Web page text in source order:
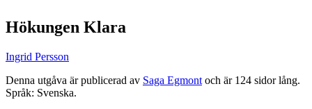
Hökungen Klara
Ingrid Persson
Denna utgåva är publicerad av Saga Egmont och är 124 sidor lång.
Språk: Svenska.